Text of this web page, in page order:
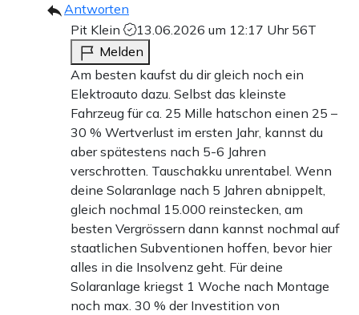
Antworten
Pit Klein
13.06.2026 um 12:17 Uhr 56T
Melden
Am besten kaufst du dir gleich noch ein
Elektroauto dazu. Selbst das kleinste
Fahrzeug für ca. 25 Mille hatschon einen 25 –
30 % Wertverlust im ersten Jahr, kannst du
aber spätestens nach 5-6 Jahren
verschrotten. Tauschakku unrentabel. Wenn
deine Solaranlage nach 5 Jahren abnippelt,
gleich nochmal 15.000 reinstecken, am
besten Vergrössern dann kannst nochmal auf
staatlichen Subventionen hoffen, bevor hier
alles in die Insolvenz geht. Für deine
Solaranlage kriegst 1 Woche nach Montage
noch max. 30 % der Investition von